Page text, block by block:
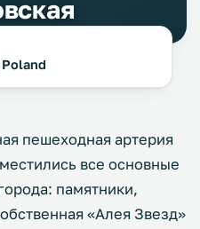
пешеходная артерия
все основные
памятники,
«Алея Звезд»